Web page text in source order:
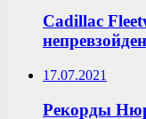
Cadillac
17.07.2021
Рекорды